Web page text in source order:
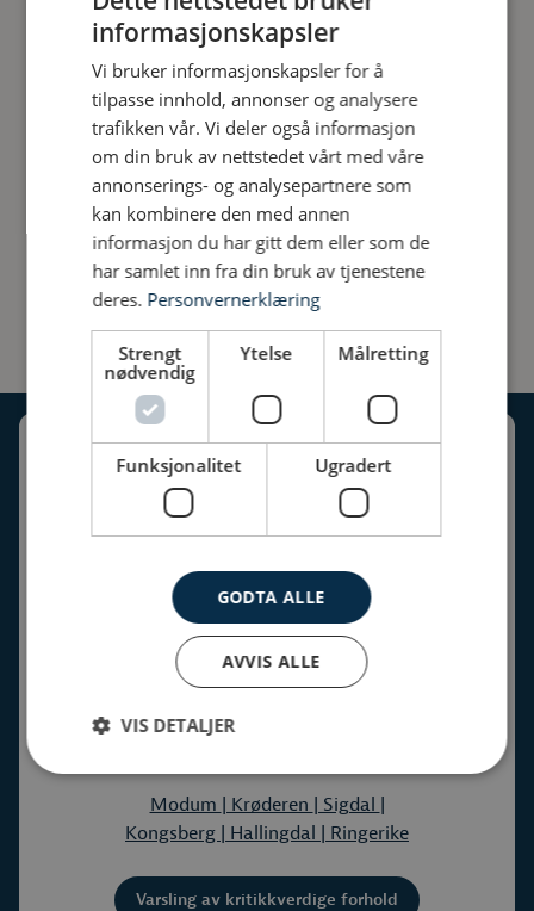
Solcelleanlegg: 223 kWp
Kunde: Betonmast
Tislegården
2023
Solcelleanlegg: 70kWp
Kunde: Kongsberg Kommune
Krøderen Elektro AS
Org nr: NO 941 163 343 MVA
Telefon:32 14 70 50
Mandag til fredag 07.00-15.00
Avdelinger:
Modum | Krøderen | Sigdal
Kongsberg
| Hallingdal | Ringerike
Varsling av kritikkverdige forhold
informasjonskapsler
Vi bruker informasjonskapsler for å
tilpasse innhold, annonser og analysere
trafikken vår. Vi deler også informasjon
om din bruk av nettstedet vårt med våre
annonserings- og analysepartnere som
kan kombinere den med annen
informasjon du har gitt dem eller som de
har samlet inn fra din bruk av tjenestene
deres. Personvernerklæring
Strengt
nødvendig
Ytelse Målretting
Funksjonalitet Ugradert
GODTA ALLE
AVVIS ALLE
VIS DETALJER